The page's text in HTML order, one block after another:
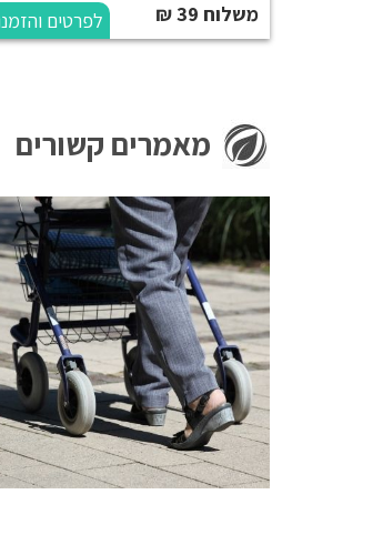
משלוח 39 ₪ לפרטים
מאמרים קשורים